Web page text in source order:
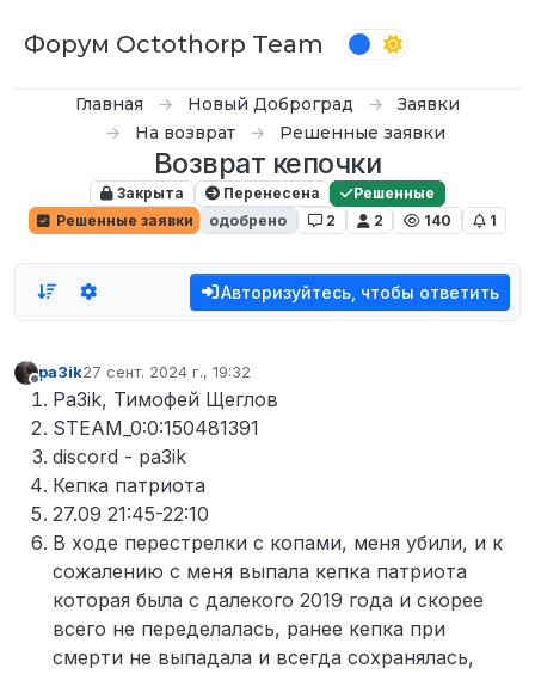
Форум Octothorp Team
Главная Новый Доброград
Заявки
На возврат
Решенные заявки
Возврат кепочки
Закрыта Перенесена
Решенные
Решенные заявки
одобрено 2 2 140 1
Авторизуйтесь, чтобы ответить
Не в сети
pa3ik27 сент. 2024 г., 19:32
отредактировано
Pa3ik, Тимофей Щеглов
STEAM_0:0:150481391
discord - pa3ik
Кепка патриота
27.09 21:45-22:10
В ходе перестрелки с копами, меня убили, и к
сожалению с меня выпала кепка патриота
которая была с далекого 2019 года и скорее
всего не переделалась, ранее кепка при
смерти не выпадала и всегда сохранялась,